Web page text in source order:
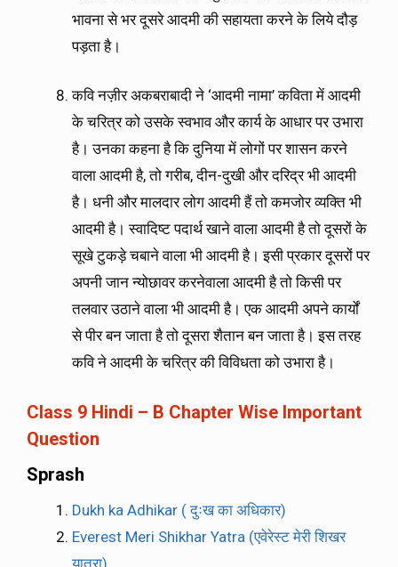
भावना से भर दूसरे आदमी की सहायता करने के लिये दौड़
पड़ता है।
कवि नज़ीर अकबराबादी ने ‘आदमी नामा’ कविता में आदमी
के चरित्र को उसके स्वभाव और कार्य के आधार पर उभारा
है। उनका कहना है कि दुनिया में लोगों पर शासन करने
वाला आदमी है, तो गरीब, दीन-दुखी और दरिद्र भी आदमी
है। धनी और मालदार लोग आदमी हैं तो कमजोर व्यक्ति भी
आदमी है। स्वादिष्ट पदार्थ खाने वाला आदमी है तो दूसरों के
सूखे टुकड़े चबाने वाला भी आदमी है। इसी प्रकार दूसरों पर
अपनी जान न्योछावर करनेवाला आदमी है तो किसी पर
तलवार उठाने वाला भी आदमी है। एक आदमी अपने कार्यों
से पीर बन जाता है तो दूसरा शैतान बन जाता है। इस तरह
कवि ने आदमी के चरित्र की विविधता को उभारा है।
Class 9 Hindi – B Chapter Wise Important
Question
Sprash
Dukh ka Adhikar ( दुःख का अधिकार)
Everest Meri Shikhar Yatra (एवेरेस्ट मेरी शिखर
यात्रा)